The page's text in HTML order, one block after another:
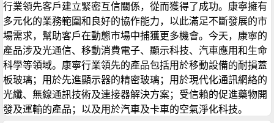
行業領先客戶建立緊密互信關係，從而獲得了成功。康寧擁有
多元化的業務範圍和良好的協作能力，以此滿足不斷發展的市
場需求，幫助客戶在動態市場中捕獲更多機會。今天，康寧的
產品涉及光通信、移動消費電子、顯示科技、汽車應用和生命
科學等領域。康寧行業領先的產品包括用於移動設備的耐損蓋
板玻璃；用於先進顯示器的精密玻璃；用於現代化通訊網絡的
光纖、無線通訊技術及連接器解決方案；受信賴的促進藥物開
發及運輸的產品；以及用於汽車及卡車的空氣淨化科技。